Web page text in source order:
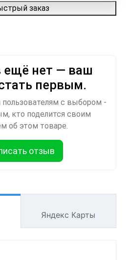
заказ
ещё нет — ваш
первым.
пользователям с выбором -
кто поделится своим
об этом товаре.
отзыв
Яндекс Карты